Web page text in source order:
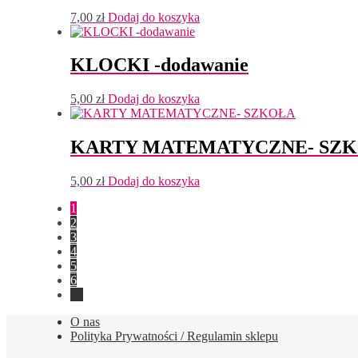
7,00 zł Dodaj do koszyka
KLOCKI -dodawanie
5,00 zł Dodaj do koszyka
KARTY MATEMATYCZNE-
5,00 zł Dodaj do koszyka
1
2
3
4
5
6
O nas
Polityka Prywatności / Regulamin sklepu